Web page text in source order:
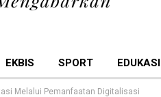
EKBIS SPORT EDUKASI
Melalui Pemanfaatan Digitalisasi